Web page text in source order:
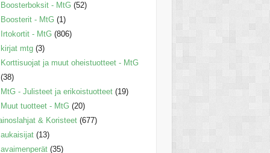
Boosterboksit - MtG (52)
Boosterit - MtG (1)
Irtokortit - MtG (806)
kirjat mtg (3)
Korttisuojat ja muut oheistuotteet - MtG
(38)
MtG - Julisteet ja erikoistuotteet (19)
Muut tuotteet - MtG (20)
& Koristeet (677)
aukaisijat (13)
avaimenperät (35)